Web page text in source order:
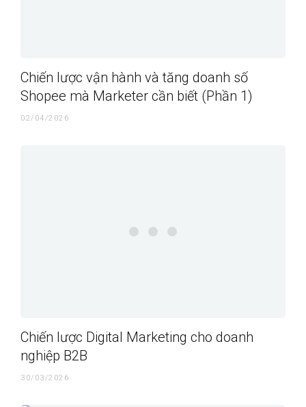
Chiến lược vận hành và tăng doanh số
Shopee mà Marketer cần biết (Phần 1)
02/04/2026
Chiến lược Digital Marketing cho doanh
nghiệp B2B
30/03/2026